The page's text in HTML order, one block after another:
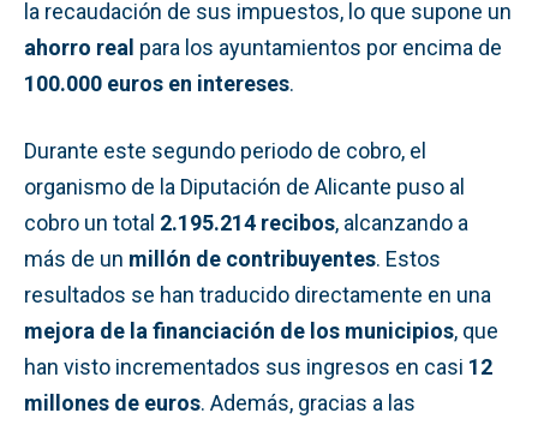
la recaudación de sus impuestos, lo que supone un
ahorro real para los ayuntamientos por encima de
100.000 euros en intereses.
Durante este segundo periodo de cobro, el
organismo de la Diputación de Alicante puso al
cobro un total 2.195.214 recibos, alcanzando a
más de un millón de contribuyentes. Estos
resultados se han traducido directamente en una
mejora de la financiación de los municipios, que
han visto incrementados sus ingresos en casi 12
millones de euros. Además, gracias a las